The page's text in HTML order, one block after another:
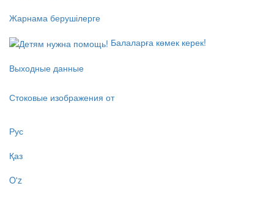
Жарнама берушілерге
Балаларға көмек керек!
Выходные данные
Стоковые изображения от
Рус
Қаз
O'z